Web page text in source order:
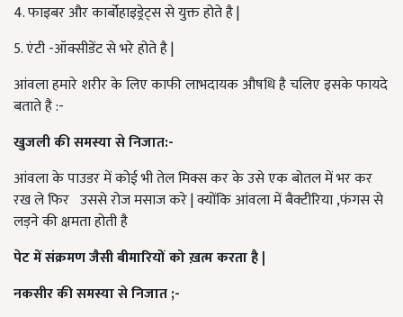
4. फाइबर और कार्बोहाइड्रेट्स से युक्त होते है |
5. एंटी -ऑक्सीडेंट से भरे होते है |
आंवला हमारे शरीर के लिए काफी लाभदायक औषधि है चलिए इसके फायदे
बताते है :-
खुजली की समस्या से निजात:-
आंवला के पाउडर में कोई भी तेल मिक्स कर के उसे एक बोतल में भर कर
रख ले फिर उससे रोज मसाज करे | क्योंकि आंवला में बैक्टीरिया ,फंगस से
लड़ने की क्षमता होती है
पेट में संक्रमण जैसी बीमारियों को ख़त्म करता है |
नकसीर की समस्या से निजात ;-